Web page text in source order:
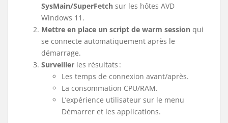
SysMain/SuperFetch sur les hôtes AVD
Windows 11.
Mettre en place un script de warm session qui
se connecte automatiquement après le
démarrage.
Surveiller les résultats :
Les temps de connexion avant/après.
La consommation CPU/RAM.
L’expérience utilisateur sur le menu
Démarrer et les applications.